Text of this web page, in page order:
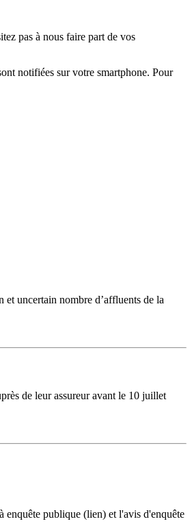
pas à nous faire part de vos
notifiées sur votre smartphone. Pour
et uncertain nombre d’affluents de la
de leur assureur avant le 10 juillet
publique (lien) et l'avis d'enquête